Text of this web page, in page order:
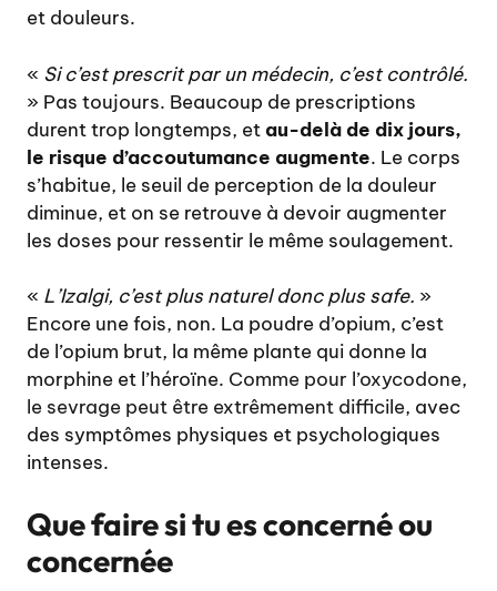
et douleurs.
« Si c’est prescrit par un médecin, c’est contrôlé.
» Pas toujours. Beaucoup de prescriptions
durent trop longtemps, etau-delà de dix jours,
le risque d’accoutumance augmente. Le corps
s’habitue, le seuil de perception de la douleur
diminue, et on se retrouve à devoir augmenter
les doses pour ressentir le même soulagement.
« L’Izalgi, c’est plus naturel donc plus safe. »
Encore une fois, non. La poudre d’opium, c’est
de l’opium brut, la même plante qui donne la
morphine et l’héroïne. Comme pour l’oxycodone,
le sevrage peut être extrêmement difficile, avec
des symptômes physiques et psychologiques
intenses.
Que faire si tu es concerné ou
concernée